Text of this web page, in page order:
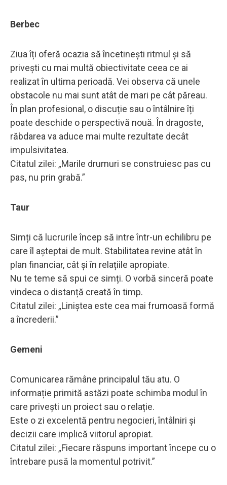
Berbec
Ziua îți oferă ocazia să încetinești ritmul și să
privești cu mai multă obiectivitate ceea ce ai
realizat în ultima perioadă. Vei observa că unele
obstacole nu mai sunt atât de mari pe cât păreau.
În plan profesional, o discuție sau o întâlnire îți
poate deschide o perspectivă nouă. În dragoste,
răbdarea va aduce mai multe rezultate decât
impulsivitatea.
Citatul zilei: „Marile drumuri se construiesc pas cu
pas, nu prin grabă.”
Taur
Simți că lucrurile încep să intre într-un echilibru pe
care îl așteptai de mult. Stabilitatea revine atât în
plan financiar, cât și în relațiile apropiate.
Nu te teme să spui ce simți. O vorbă sinceră poate
vindeca o distanță creată în timp.
Citatul zilei: „Liniștea este cea mai frumoasă formă
a încrederii.”
Gemeni
Comunicarea rămâne principalul tău atu. O
informație primită astăzi poate schimba modul în
care privești un proiect sau o relație.
Este o zi excelentă pentru negocieri, întâlniri și
decizii care implică viitorul apropiat.
Citatul zilei: „Fiecare răspuns important începe cu o
întrebare pusă la momentul potrivit.”